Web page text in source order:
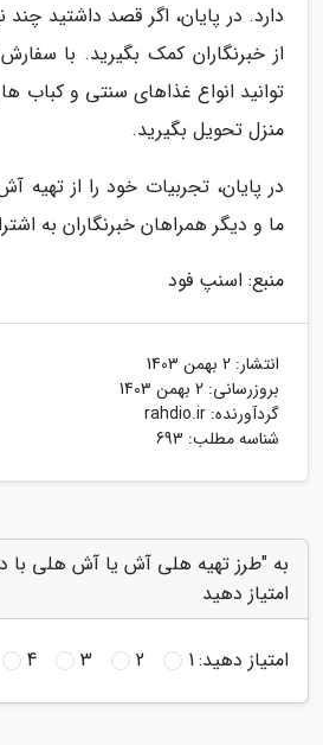
دارد. در پایان، اگر قصد داشتید
از خبرنگاران کمک بگیرید. با
توانید انواع غذاهای سنتی و کباب
منزل تحویل بگیرید.
در پایان، تجربیات خود را از تهیه
ما و دیگر همراهان خبرنگاران به
منبع: اسنپ فود
انتشار: 2 بهمن 1403
بروزرسانی: 2 بهمن 1403
گردآورنده: rahdio.ir
شناسه مطلب: 693
به "طرز تهیه هلی آش یا آش هلی با
امتیاز دهید
امتیاز دهید:1
2
3
4